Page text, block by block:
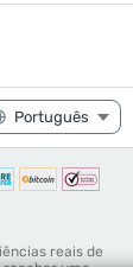
reais de